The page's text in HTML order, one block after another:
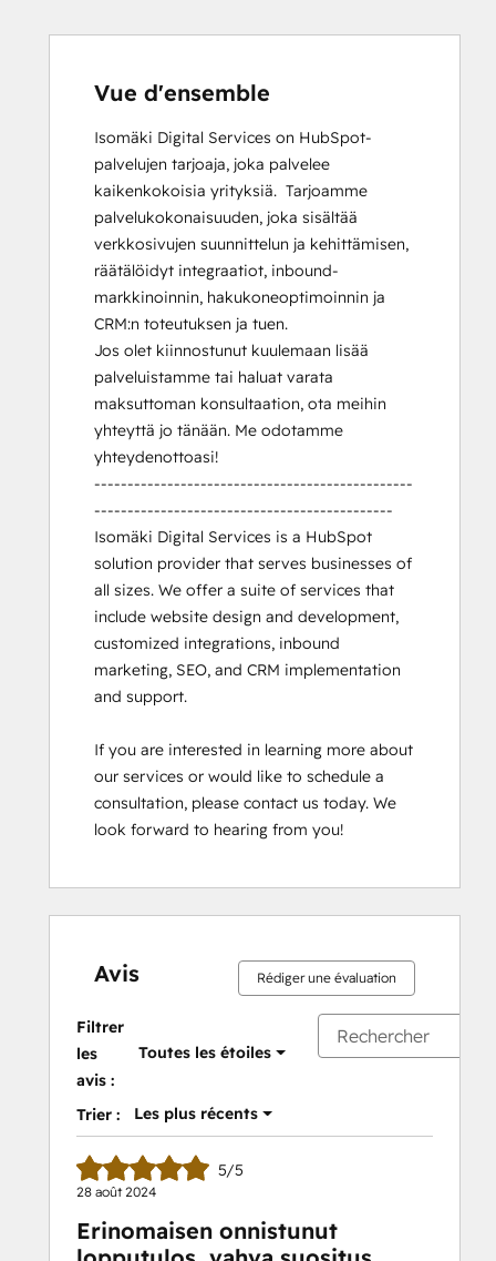
Vue d'ensemble
Isomäki Digital Services on HubSpot-
palvelujen tarjoaja, joka palvelee
kaikenkokoisia yrityksiä.  Tarjoamme
palvelukokonaisuuden, joka sisältää
verkkosivujen suunnittelun ja kehittämisen,
räätälöidyt integraatiot, inbound-
markkinoinnin, hakukoneoptimoinnin ja
CRM:n toteutuksen ja tuen.
Jos olet kiinnostunut kuulemaan lisää
palveluistamme tai haluat varata
maksuttoman konsultaation, ota meihin
yhteyttä jo tänään. Me odotamme
yhteydenottoasi!
------------------------------------------------
---------------------------------------------
Isomäki Digital Services is a HubSpot
solution provider that serves businesses of
all sizes. We offer a suite of services that
include website design and development,
customized integrations, inbound
marketing, SEO, and CRM implementation
and support.
If you are interested in learning more about
our services or would like to schedule a
consultation, please contact us today. We
look forward to hearing from you!
Avis Rédiger une évaluation
Filtrer
les
avis :
Toutes les étoiles
Trier : Les plus récents
5/5
28 août 2024
Erinomaisen onnistunut